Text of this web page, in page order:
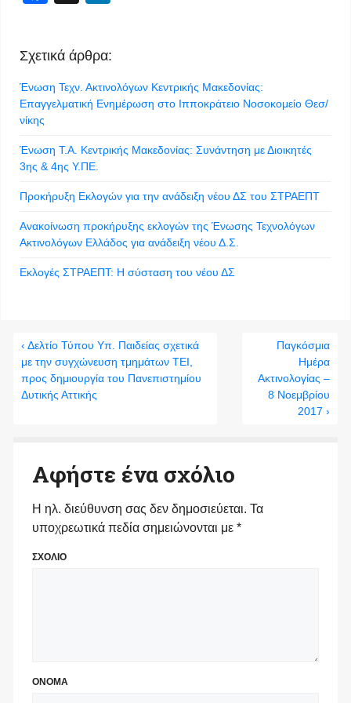
Σχετικά άρθρα:
Ένωση Τεχν. Ακτινολόγων Κεντρικής Μακεδονίας:
Επαγγελματική Ενημέρωση στο Ιπποκράτειο Νοσοκομείο Θεσ/
νίκης
Ένωση Τ.Α. Κεντρικής Μακεδονίας: Συνάντηση με Διοικητές
3ης & 4ης Υ.ΠΕ.
Προκήρυξη Εκλογών για την ανάδειξη νέου ΔΣ του ΣΤΡΑΕΠΤ
Ανακοίνωση προκήρυξης εκλογών της Ένωσης Τεχνολόγων
Ακτινολόγων Ελλάδος για ανάδειξη νέου Δ.Σ.
Εκλογές ΣΤΡΑΕΠΤ: Η σύσταση του νέου ΔΣ
‹ Δελτίο Τύπου Υπ. Παιδείας σχετικά
με την συγχώνευση τμημάτων ΤΕΙ,
προς δημιουργία του Πανεπιστημίου
Δυτικής Αττικής
Παγκόσμια
Ημέρα
Ακτινολογίας –
8 Νοεμβρίου
2017 ›
Αφήστε ένα σχόλιο
Η ηλ. διεύθυνση σας δεν δημοσιεύεται. Τα
υποχρεωτικά πεδία σημειώνονται με *
ΣΧΟΛΙΟ
ΟΝΟΜΑ